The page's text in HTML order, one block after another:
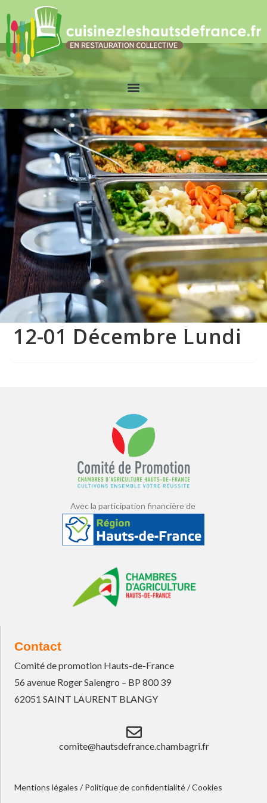
12-01 Décembre Lundi
Avec la participation financière de
Contact
Comité de promotion Hauts-de-France
56 avenue Roger Salengro – BP 800 39
62051 SAINT LAURENT BLANGY
comite@hautsdefrance.chambagri.fr
Mentions légales / Politique de confidentialité/Cookies